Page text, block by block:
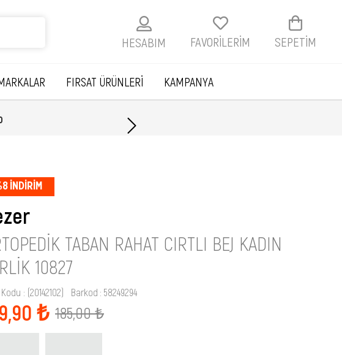
SEPETIM
FAVORİLERİM
HESABIM
FIRSAT ÜRÜNLERİ KAMPANYA
8 İNDIRIM
TABAN RAHAT CIRTLI BEJ KADIN
10827
(20142102) Barkod : 58249294
185,00 ₺
₺